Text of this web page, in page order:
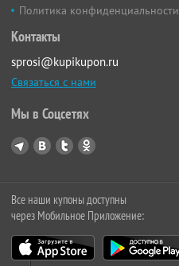
Политика конфиденциальности
Контакты
sprosi@kupikupon.ru
Связаться с нами
Мы в Соцсетях
Все наши купоны доступны
через Мобильное Приложение: